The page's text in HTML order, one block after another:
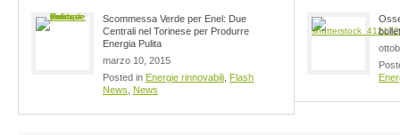
Scommessa Verde per Enel: Due
Centrali nel Torinese per Produrre
Energia Pulita
marzo 10, 2015
Posted in Energie rinnovabili Flash
News
News